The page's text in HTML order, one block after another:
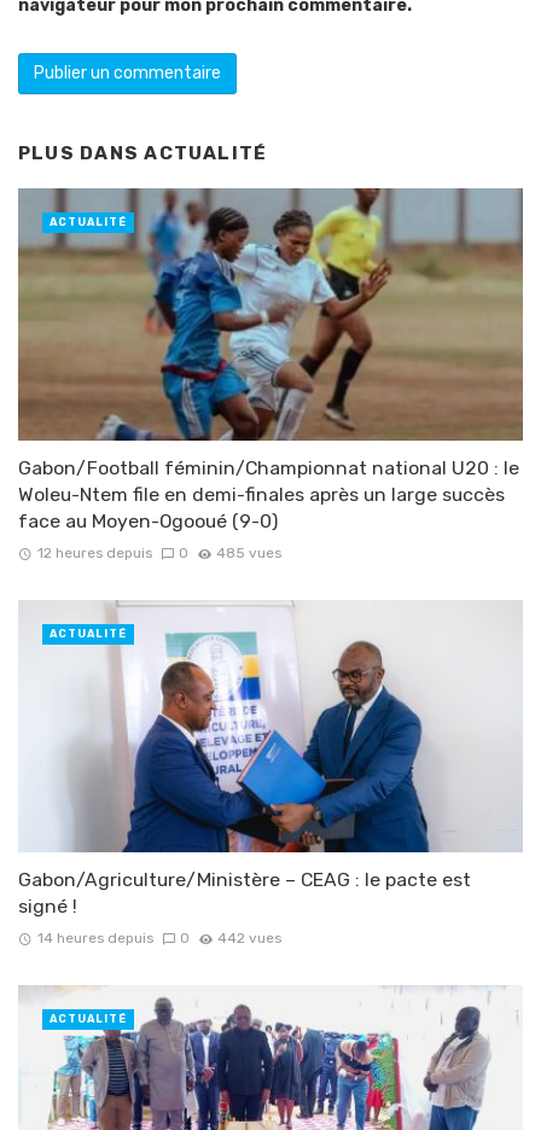
navigateur pour mon prochain commentaire.
PLUS DANSACTUALITÉ
Gabon/Football féminin/Championnat national U20 : le
Woleu-Ntem file en demi-finales après un large succès
face au Moyen-Ogooué (9-0)
12 heures depuis 0 485 vues
ACTUALITÉ
Gabon/Agriculture/Ministère – CEAG : le pacte est
signé !
14 heures depuis 0 442 vues
ACTUALITÉ
ACTUALITÉ